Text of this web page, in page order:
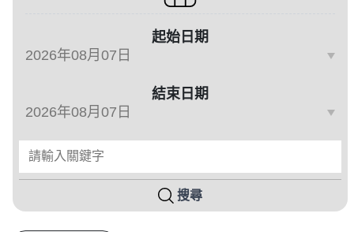
起始日期
結束日期
請輸入關鍵字
搜尋